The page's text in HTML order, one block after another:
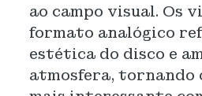
ao campo visual. Os
formato analógico
estética do disco e
atmosfera, tornando